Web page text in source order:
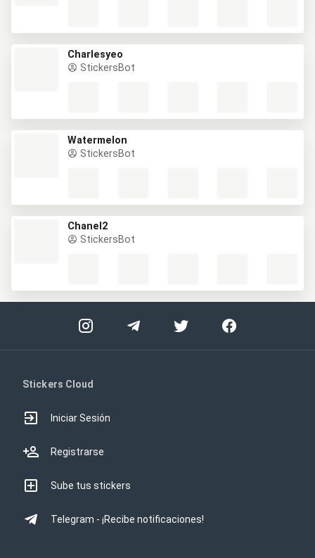
Charlesyeo
StickersBot
Watermelon
StickersBot
Chanel2
StickersBot
Stickers Cloud
Iniciar Sesión
Registrarse
Sube tus stickers
Telegram - ¡Recibe notificaciones!